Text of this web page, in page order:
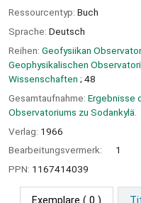
Ressourcentyp: Buch
Sprache: Deutsch
Reihen: Geofysiikan
Geophysikalischen
Wissenschaften ; 48
Gesamtaufnahme: Ergebnisse
Observatoriums zu Sodankylä.
Verlag: 1966
Bearbeitungsvermerk:
1
PPN: 1167414039
Exemplare ( 0 )